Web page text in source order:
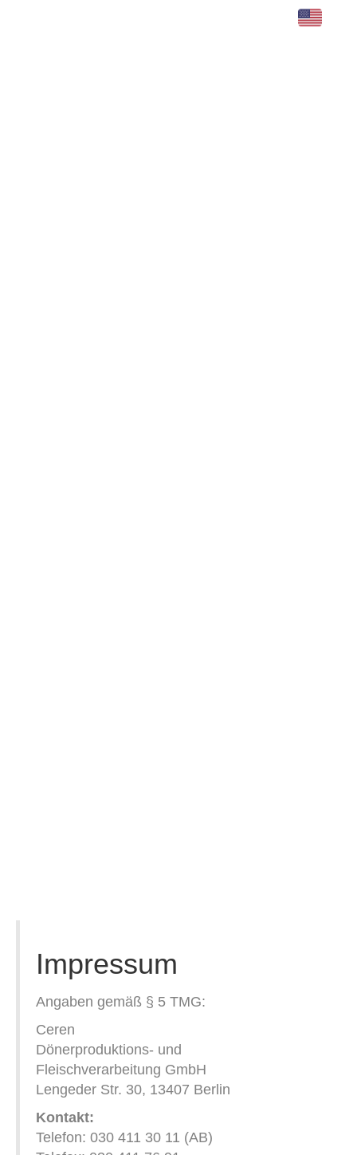
Impressum
Angaben gemäß § 5 TMG:
Ceren
Dönerproduktions- und
Fleischverarbeitung GmbH
Lengeder Str. 30, 13407 Berlin
Kontakt:
Telefon: 030 411 30 11 (AB)